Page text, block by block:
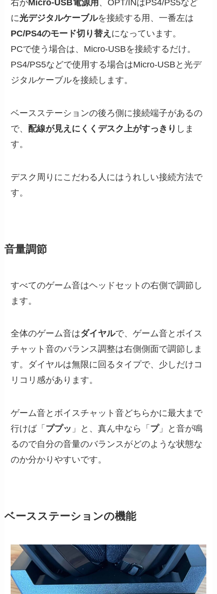
右がMicro-USB電源用 、OPT/INはPS4/PS5など
に光デジタルケーブルを接続する用、一番左は
PC/PS4のモード切り替え になっています。
PCで使う場合は、Micro-USBを接続するだけ。
PS4/PS5などで使用する場合はMicro-USBと光デ
ジタルケーブルを接続します。
ベースステーションの後ろ側に接続端子があるの
で、配線が見えにくくデスク上がすっきり しま
す。
デスク周りにこだわる人にはうれしい接続方法で
す。
音量調節
すべてのゲーム音はヘッドセットの右側で調節し
ます。
全体のゲーム音はダイヤルで、ゲーム音とボイス
チャット音のバランス調整は右側側面で調節しま
す。ダイヤルは無限に回るタイプで、少しだけコ
リコリ感があります。
ゲーム音とボイスチャット音どちらかに最大まで
行けば「 ププッ 」と、真ん中なら「 プ」と音が鳴
るので自分の音量のバランスがどのような状態な
のか分かりやすいです。
ベースステーションの機能